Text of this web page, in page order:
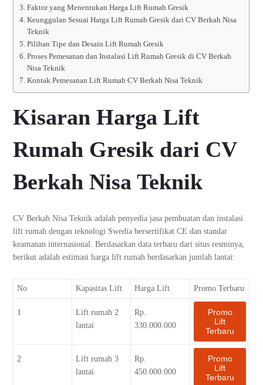
Faktor yang Menentukan Harga Lift Rumah Gresik
Keunggulan Sesuai Harga Lift Rumah Gresik dari CV Berkah Nisa
Teknik
Pilihan Tipe dan Desain Lift Rumah Gresik
Proses Pemesanan dan Instalasi Lift Rumah Gresik di CV Berkah
Nisa Teknik
Kontak Pemesanan Lift Rumah CV Berkah Nisa Teknik
Kisaran Harga Lift
Rumah Gresik dari CV
Berkah Nisa Teknik
CV Berkah Nisa Teknik adalah penyedia jasa pembuatan dan instalasi
lift rumah dengan teknologi Swedia bersertifikat CE dan standar
keamanan internasional. Berdasarkan data terbaru dari situs resminya,
berikut adalah estimasi harga lift rumah berdasarkan jumlah lantai:
No Kapasitas Lift Harga Lift Promo Terbaru
1
Lift rumah 2
lantai
Rp.
330.000.000
Promo
Lift
Terbaru
2
Lift rumah 3
lantai
Rp.
450.000.000
Promo
Lift
Terbaru